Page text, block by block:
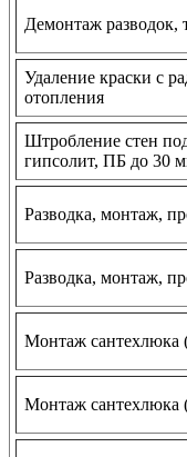
Демонтаж разводок,
Удаление краски с
отопления
Штробление стен
гипсолит, ПБ до 30
Разводка, монтаж,
Разводка, монтаж,
Монтаж сантехлюка
Монтаж сантехлюка